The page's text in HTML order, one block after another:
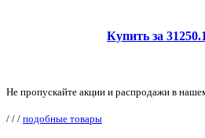
Купить за
Не пропускайте акции и распродажи в
/ / / подобные товары